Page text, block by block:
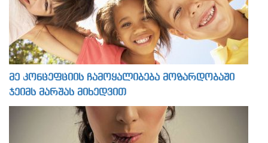
მე კონცეფციის ჩამოყალიბება მოზარდობაში
ჯეიმს მარშას მიხედვით